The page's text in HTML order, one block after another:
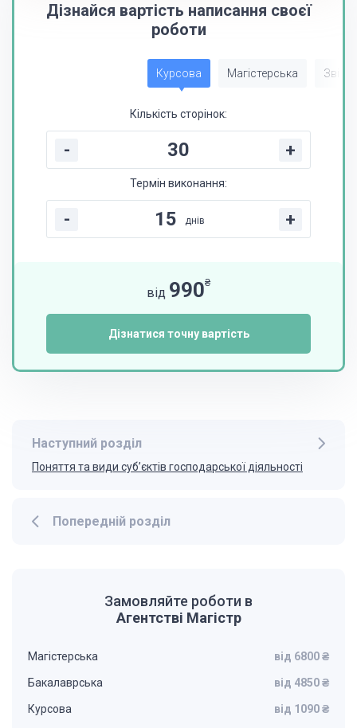
Дізнайся вартість написання своєї
роботи
Курсова Магістерська Звіт
Кількість сторінок:
- +
Термін виконання:
- днів +
від 990₴
Дізнатися точну вартість
Попередній розділ
Наступний розділ
Поняття та види суб’єктів господарської діяльності
Замовляйте роботи в
Агентстві Магістр
Магістерська від 6800 ₴
Бакалаврська від 4850 ₴
Курсова від 1090 ₴